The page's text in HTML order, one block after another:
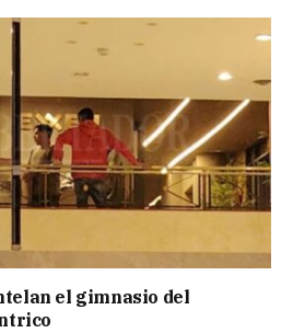
el gimnasio del